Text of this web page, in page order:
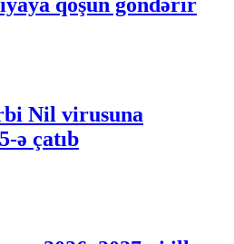
qoşun göndərir
Nil virusuna
ə çatıb